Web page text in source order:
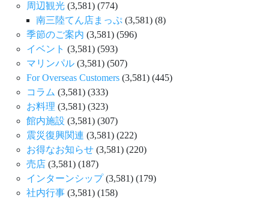
周辺観光 (3,581) (774)
南三陸てん店まっぷ (3,581) (8)
季節のご案内 (3,581) (596)
イベント (3,581) (593)
マリンパル (3,581) (507)
For Overseas Customers (3,581) (445)
コラム (3,581) (333)
お料理 (3,581) (323)
館内施設 (3,581) (307)
震災復興関連 (3,581) (222)
お得なお知らせ (3,581) (220)
売店 (3,581) (187)
インターンシップ(3,581) (179)
社内行事 (3,581) (158)